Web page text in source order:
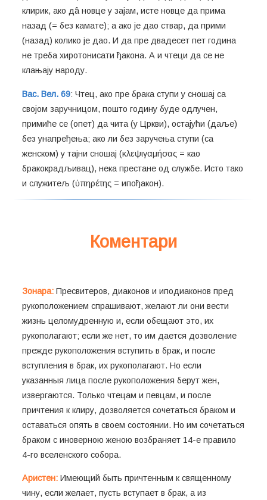
клирик, ако дâ новце у зајам, исте новце да прима
назад (= без камате); а ако је дао ствар, да прими
(назад) колико је дао. И да пре двадесет пет година
не треба хиротонисати ђакона. А и чтеци да се не
клањају народу.
Вас. Вел. 69: Чтец, ако пре брака ступи у сношај са
својом заручницом, пошто годину буде одлучен,
примиће се (опет) да чита (у Цркви), остајући (даље)
без унапређења; ако ли без заручења ступи (са
женском) у тајни сношај (κλεψιγαμήσας = као
бракокрадљивац), нека престане од службе. Исто тако
и служитељ (ὑπηρέτης = ипођакон).
Коментари
Зонара:Пресвитеров, диаконов и иподиаконов пред
рукоположением спрашивают, желают ли они вести
жизнь целомудренную и, если обещают это, их
рукополагают; если же нет, то им дается дозволение
прежде рукоположения вступить в брак, и после
вступления в брак, их рукополагают. Но если
указанныя лица после рукоположения берут жен,
извергаются. Только чтецам и певцам, и после
причтения к клиру, дозволяется сочетаться браком и
оставаться опять в своем состоянии. Но им сочетаться
браком с иноверною женою возбраняет 14-е правило
4-го вселенского собора.
Аристен:Имеющий быть причтенным к священному
чину, если желает, пусть вступает в брак, а из